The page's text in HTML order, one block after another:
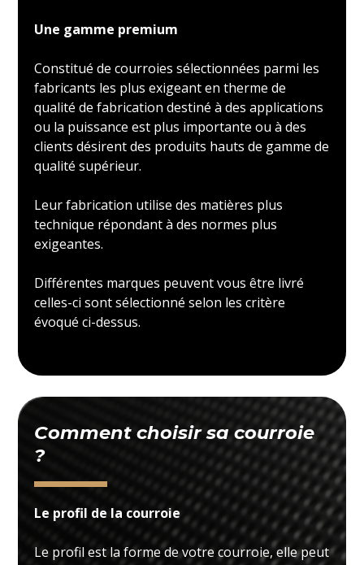
Une gamme premium
Constitué de courroies sélectionnées parmi les
fabricants les plus exigeant en therme de
qualité de fabrication destiné à des applications
ou la puissance est plus importante ou à des
clients désirent des produits hauts de gamme de
qualité supérieur.
Leur fabrication utilise des matières plus
technique répondant à des normes plus
exigeantes.
Différentes marques peuvent vous être livré
celles-ci sont sélectionné selon les critère
évoqué ci-dessus.
Comment choisir sa courroie
?
Le profil de la courroie
Le profil est la forme de votre courroie, elle peut